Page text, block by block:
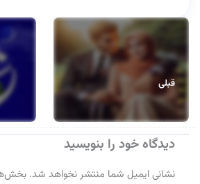
قبلی
دیدگاه‌ خود را بنویسید
نشانی ایمیل شما منتشر نخواهد شد.